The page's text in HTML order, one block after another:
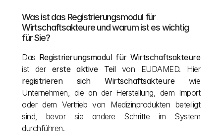
12.05.2026
Was ist das Registrierungsmodul für
Wirtschaftsakteure und warum ist es wichtig
für Sie?
Das Registrierungsmodul für Wirtschaftsakteure
ist der erste aktive Teil
von EUDAMED. Hier
registrieren sich Wirtschaftsakteure wie
Unternehmen, die an der Herstellung, dem Import
oder dem Vertrieb von Medizinprodukten beteiligt
sind, bevor sie andere Schritte im System
durchführen.